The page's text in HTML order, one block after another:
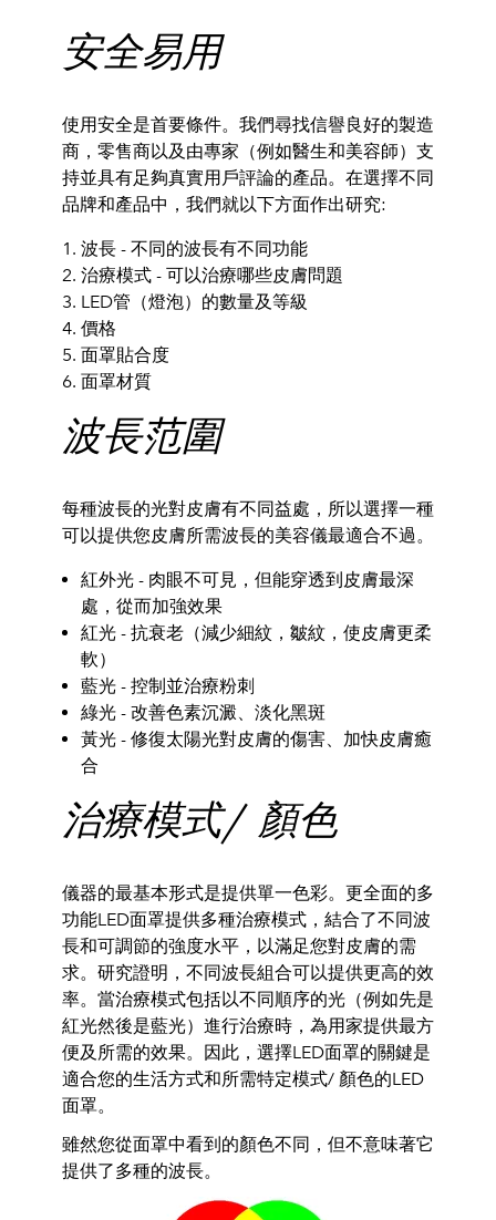
安全易用
使用安全是首要條件。我們尋找信譽良好的製造
商， 零售商以及由專家（例如醫生和美容師）支
持並具有足夠真實用戶評論的產品。 在選擇不同
品牌和產品中，我們就以下方面作出研究:
波長 - 不同的波長有不同功能
治療模式 - 可以治療哪些皮膚問題
LED管（燈泡）的數量及等級
價格
面罩貼合度
面罩材質
波長范圍
每種波長的光對皮膚有不同益處，所以選擇一種
可以提供您皮膚所需波長的美容儀最適合不過。
紅外光 - 肉眼不可見，但能穿透到皮膚最深
處，從而加強效果
紅光 - 抗衰老（減少細紋，皺紋，使皮膚更柔
軟）
藍光 - 控制並治療粉刺
綠光 - 改善色素沉澱、淡化黑斑
黃光 - 修復太陽光對皮膚的傷害、加快皮膚癒
合
治療模式/ 顏色
儀器的最基本形式是提供單一色彩。更全面的多
功能LED面罩提供多種治療模式，結合了不同波
長和可調節的強度水平， 以滿足您對皮膚的需
求。 研究證明，不同波長組合可以提供更高的效
率。當治療模式包括以不同順序的光（例如先是
紅光然後是藍光）進行治療時， 為用家提供最方
便及所需的效果。 因此，選擇LED面罩的關鍵是
適合您的生活方式和所需特定模式/ 顏色的LED
面罩。
雖然您從面罩中看到的顏色不同，但不意味著它
提供了多種的波長。